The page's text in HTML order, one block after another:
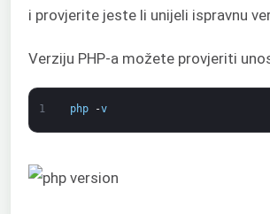
i provjerite jeste li unijeli ispravnu
Verziju PHP-a možete provjeriti
1 php -v